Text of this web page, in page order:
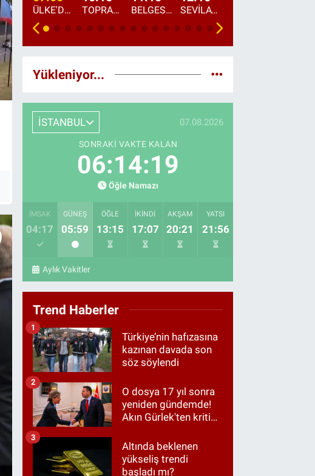
ÜLKE'DE BU SABAH TOPRAKTAN SOFRAYA BELGESEL: "ÜLKE'NİN ALIN TERİ" SEVİLAY SUNGUR İLE ELİMİN BEREKETİ
Yükleniyor...
İSTANBUL 07.08.2026
SONRAKI VAKTE KALAN
06:14:17
Öğle Namazı
İMSAK
04:17
GÜNEŞ
05:59
ÖĞLE
13:15
İKINDI
17:07
AKŞAM
20:21
YATSI
21:56
Aylık Vakitler
Trend Haberler
Türkiye’nin hafızasına
kazınan davada son
söz söylendi
1
O dosya 17 yıl sonra
yeniden gündemde!
Akın Gürlek'ten kritik
2
Altında beklenen
yükseliş trendi
başladı mı?
3